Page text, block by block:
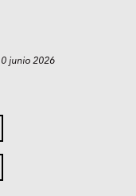
junio 2026